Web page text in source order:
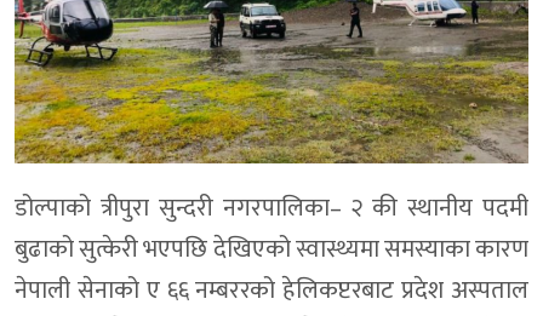
डोल्पाको त्रीपुरा सुन्दरी नगरपालिका– २ की स्थानीय पदमी
बुढाको सुत्केरी भएपछि देखिएको स्वास्थ्यमा समस्याका कारण
नेपाली सेनाको ए ६६ नम्बररको हेलिकप्टरबाट प्रदेश अस्पताल